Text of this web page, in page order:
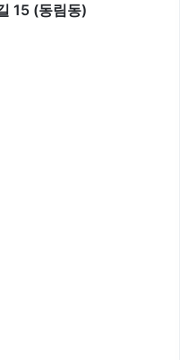
15 (동림동)